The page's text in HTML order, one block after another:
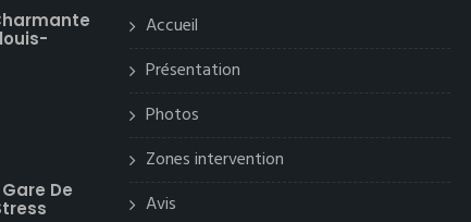
De
Accueil
Présentation
Photos
Zones intervention
Avis